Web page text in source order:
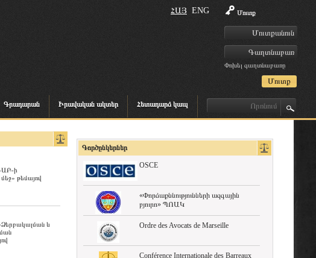
Մուտք
Փոխել գաղտնաբառը
ՀԱՅ ENG
Գրադարան Իրավական ակտեր Հետադարձ կապ
ի
թեմայով
և
Գործընկերներ
OSCE
«Փորձաքննությունների ազգային
բյուրո» ՊՈԱԿ
Ordre des Avocats de Marseille
Conférence Internationale des Barreaux